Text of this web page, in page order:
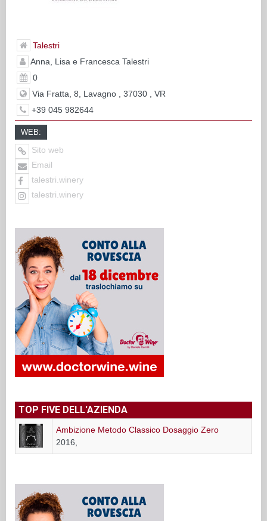
Talestri
Anna, Lisa e Francesca Talestri
0
Via Fratta, 8, Lavagno , 37030 , VR
+39 045 982644
WEB:
Sito web
Email
talestri.winery
talestri.winery
TOP FIVE DELL'AZIENDA
Ambizione Metodo Classico Dosaggio Zero
2016,